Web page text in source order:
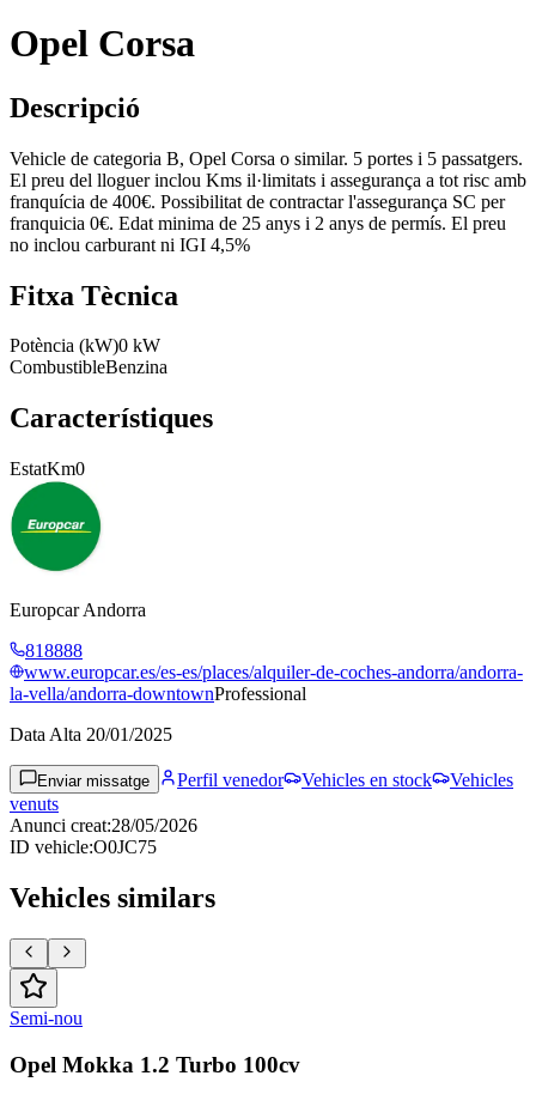
Opel Corsa
Descripció
Vehicle de categoria B, Opel Corsa o similar. 5 portes i 5 passatgers.
El preu del lloguer inclou Kms il·limitats i assegurança a tot risc amb
franquícia de 400€. Possibilitat de contractar l'assegurança SC per
franquicia 0€. Edat minima de 25 anys i 2 anys de permís. El preu
no inclou carburant ni IGI 4,5%
Fitxa Tècnica
Potència (kW)0 kW
CombustibleBenzina
Característiques
EstatKm0
Europcar Andorra
818888
www.europcar.es/es-es/places/alquiler-de-coches-andorra/andorra-
la-vella/andorra-downtownProfessional
Data Alta 20/01/2025
Enviar missatge Perfil venedor Vehicles en stock
Vehicles
venuts
Anunci creat:28/05/2026
ID vehicle:O0JC75
Vehicles similars
Semi-nou
Opel Mokka 1.2 Turbo 100cv